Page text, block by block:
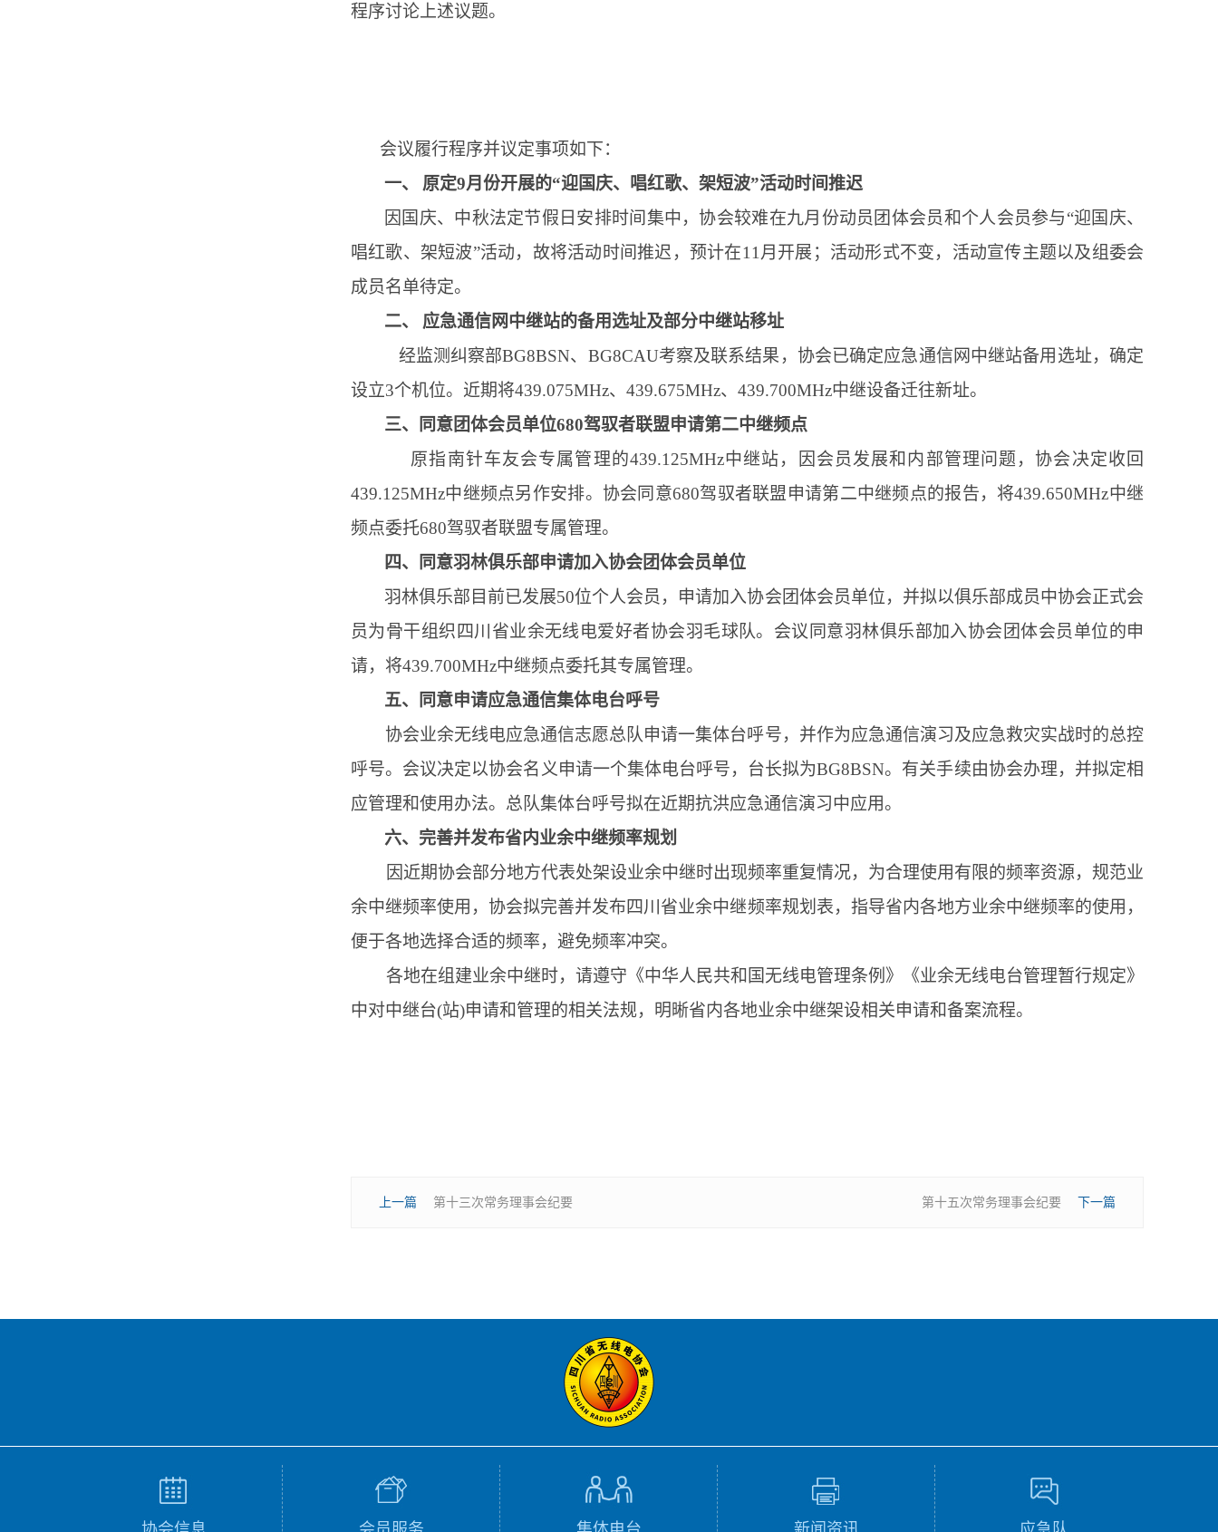
程序讨论上述议题。
会议履行程序并议定事项如下：
一、
原定9月份开展的“迎国庆、唱红歌、架短波”活动时间推迟
因国庆、中秋法定节假日安排时间集中，协会较难在九月份动员团体会员和个人会员参与“迎国庆、
唱红歌、架短波”活动，故将活动时间推迟，预计在11 月开展；活动形式不变，活动宣传主题以及组委会
成员名单待定。
二、
应急通信网中继站的备用选址及部分中继站移址
经监测纠察部BG8BSN、 BG8CAU考察及联系结果，协会已确定应急通信网中继站备用选址，确定
设立3个机位。近期将439.075MHz、 439.675MHz、 439.700MHz中继设备迁往新址。
三、同意团体会员单位680驾驭者联盟申请第二中继频点
原指南针车友会专属管理的439.125MHz中继站，因会员发展和内部管理问题，协会决定收回
439.125MHz中继频点另作安排。协会同意680驾驭者联盟申请第二中继频点的报告，将439.650MHz中继
频点委托680驾驭者联盟专属管理。
四、同意羽林俱乐部申请加入协会团体会员单位
羽林俱乐部目前已发展50位个人会员，申请加入协会团体会员单位，并拟以俱乐部成员中协会正式会
员为骨干组织四川省业余无线电爱好者协会羽毛球队。会议同意羽林俱乐部加入协会团体会员单位的申
请，将439.700MHz中继频点委托其专属管理。
五、同意申请应急通信集体电台呼号
协会业余无线电应急通信志愿总队申请一集体台呼号，并作为应急通信演习及应急救灾实战时的总控
呼号。会议决定以协会名义申请一个集体电台呼号，台长拟为BG8BSN。有关手续由协会办理，并拟定相
应管理和使用办法。总队集体台呼号拟在近期抗洪应急通信演习中应用。
六、完善并发布省内业余中继频率规划
因近期协会部分地方代表处架设业余中继时出现频率重复情况，为合理使用有限的频率资源，规范业
余中继频率使用，协会拟完善并发布四川省业余中继频率规划表，指导省内各地方业余中继频率的使用，
便于各地选择合适的频率，避免频率冲突。
各地在组建业余中继时，请遵守 《中华人民共和国无线电管理条例》《业余无线电台管理暂行规定》
中对中继台(站)申请和管理的相关法规，明晰省内各地业余中继架设相关申请和备案流程。
上一篇 第十三次常务理事会纪要 第十五次常务理事会纪要 下一篇